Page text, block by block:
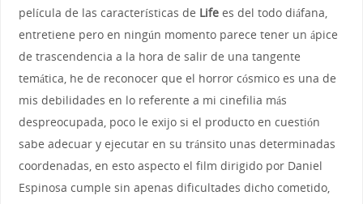
película de las características de Lifees del todo diáfana,
entretiene pero en ningún momento parece tener un ápice
de trascendencia a la hora de salir de una tangente
temática, he de reconocer que el horror cósmico es una de
mis debilidades en lo referente a mi cinefilia más
despreocupada, poco le exijo si el producto en cuestión
sabe adecuar y ejecutar en su tránsito unas determinadas
coordenadas, en esto aspecto el film dirigido por Daniel
Espinosa cumple sin apenas dificultades dicho cometido,